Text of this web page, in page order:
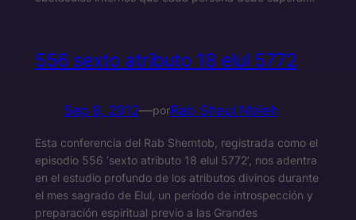
556 sexto atributo 18 elul 5772
Sep 8, 2012—porRab Shaul Maleh
Esta conferencia del Rab Shemtob, registrada como el
episodio 556 ‘sexto atributo 18 elul 5772’, nos adentra
en el estudio profundo de los atributos divinos durante
el mes sagrado de Elul, un período de introspección y
preparación espiritual previo a las Grandes